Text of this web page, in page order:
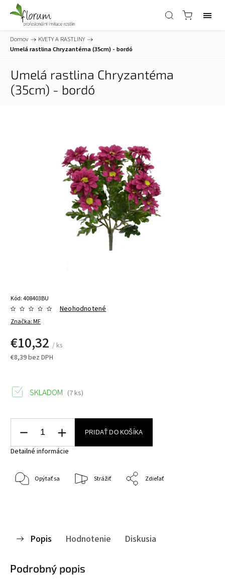
Domov / KVETY A RASTLINY /
Umelá rastlina Chryzantéma (35cm) - bordó
Umelá rastlina Chryzantéma
(35cm) - bordó
Kód:408403BU
Značka:MF
Neohodnotené
€10,32 / ks
€8,39 bez DPH
SKLADOM (7 ks)
PRIDAŤ DO KOŠÍKA
Detailné informácie
Opýtať sa Strážiť Zdieľať
Popis Hodnotenie Diskusia
Podrobný popis